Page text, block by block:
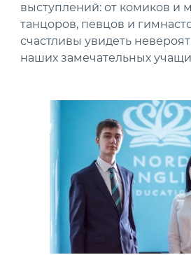
выступлений: от комиков и
танцоров, певцов и
счастливы увидеть
наших замечательных
News image